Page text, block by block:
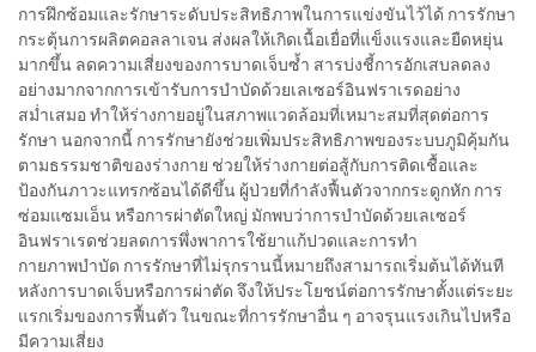
การฝึกซ้อมและรักษาระดับประสิทธิภาพในการแข่งขันไว้ได้ การรักษา
กระตุ้นการผลิตคอลลาเจน ส่งผลให้เกิดเนื้อเยื่อที่แข็งแรงและยืดหยุ่น
มากขึ้น ลดความเสี่ยงของการบาดเจ็บซ้ำ สารบ่งชี้การอักเสบลดลง
อย่างมากจากการเข้ารับการบำบัดด้วยเลเซอร์อินฟราเรดอย่าง
สม่ำเสมอ ทำให้ร่างกายอยู่ในสภาพแวดล้อมที่เหมาะสมที่สุดต่อการ
รักษา นอกจากนี้ การรักษายังช่วยเพิ่มประสิทธิภาพของระบบภูมิคุ้มกัน
ตามธรรมชาติของร่างกาย ช่วยให้ร่างกายต่อสู้กับการติดเชื้อและ
ป้องกันภาวะแทรกซ้อนได้ดีขึ้น ผู้ป่วยที่กำลังฟื้นตัวจากกระดูกหัก การ
ซ่อมแซมเอ็น หรือการผ่าตัดใหญ่ มักพบว่าการบำบัดด้วยเลเซอร์
อินฟราเรดช่วยลดการพึ่งพาการใช้ยาแก้ปวดและการทำ
กายภาพบำบัด การรักษาที่ไม่รุกรานนี้หมายถึงสามารถเริ่มต้นได้ทันที
หลังการบาดเจ็บหรือการผ่าตัด จึงให้ประโยชน์ต่อการรักษาตั้งแต่ระยะ
แรกเริ่มของการฟื้นตัว ในขณะที่การรักษาอื่น ๆ อาจรุนแรงเกินไปหรือ
มีความเสี่ยง